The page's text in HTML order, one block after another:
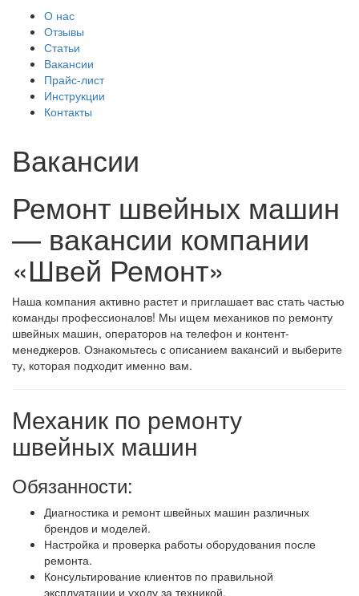
О нас
Отзывы
Статьи
Вакансии
Прайс-лист
Инструкции
Контакты
Вакансии
Ремонт швейных машин
— вакансии компании
«Швей Ремонт»
Наша компания активно растет и приглашает вас стать частью
команды профессионалов! Мы ищем механиков по ремонту
швейных машин, операторов на телефон и контент-
менеджеров. Ознакомьтесь с описанием вакансий и выберите
ту, которая подходит именно вам.
Механик по ремонту
швейных машин
Обязанности:
Диагностика и ремонт швейных машин различных
брендов и моделей.
Настройка и проверка работы оборудования после
ремонта.
Консультирование клиентов по правильной
эксплуатации и уходу за техникой.